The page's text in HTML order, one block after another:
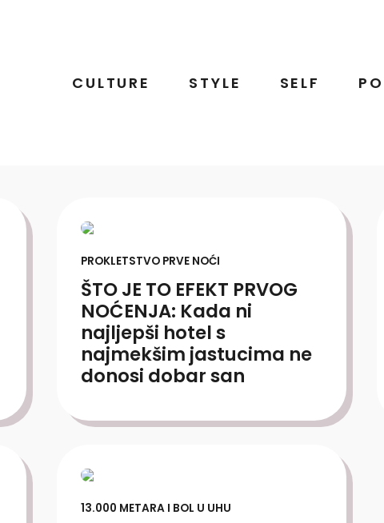
CULTURE STYLE SELF
PROKLETSTVO PRVE NOĆI
ŠTO JE TO EFEKT PRVOG
NOĆENJA: Kada ni
najljepši hotel s
najmekšim jastucima ne
donosi dobar san
13.000 METARA I BOL U UHU